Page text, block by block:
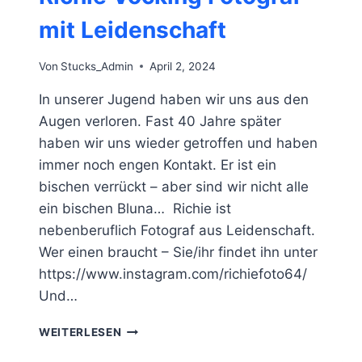
mit Leidenschaft
Von Stucks_Admin April 2, 2024
In unserer Jugend haben wir uns aus den
Augen verloren. Fast 40 Jahre später
haben wir uns wieder getroffen und haben
immer noch engen Kontakt. Er ist ein
bischen verrückt – aber sind wir nicht alle
ein bischen Bluna… Richie ist
nebenberuflich Fotograf aus Leidenschaft.
Wer einen braucht – Sie/ihr findet ihn unter
https://www.instagram.com/richiefoto64/
Und…
WEITERLESEN RICHIE